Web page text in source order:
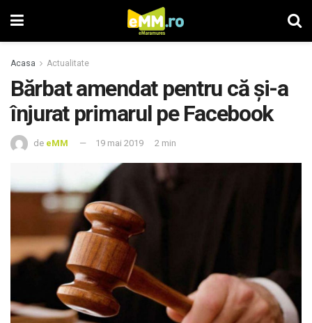
Acasa Actualitate
Bărbat amendat pentru că și-a
înjurat primarul pe Facebook
de eMM 19 mai 2019 2 min